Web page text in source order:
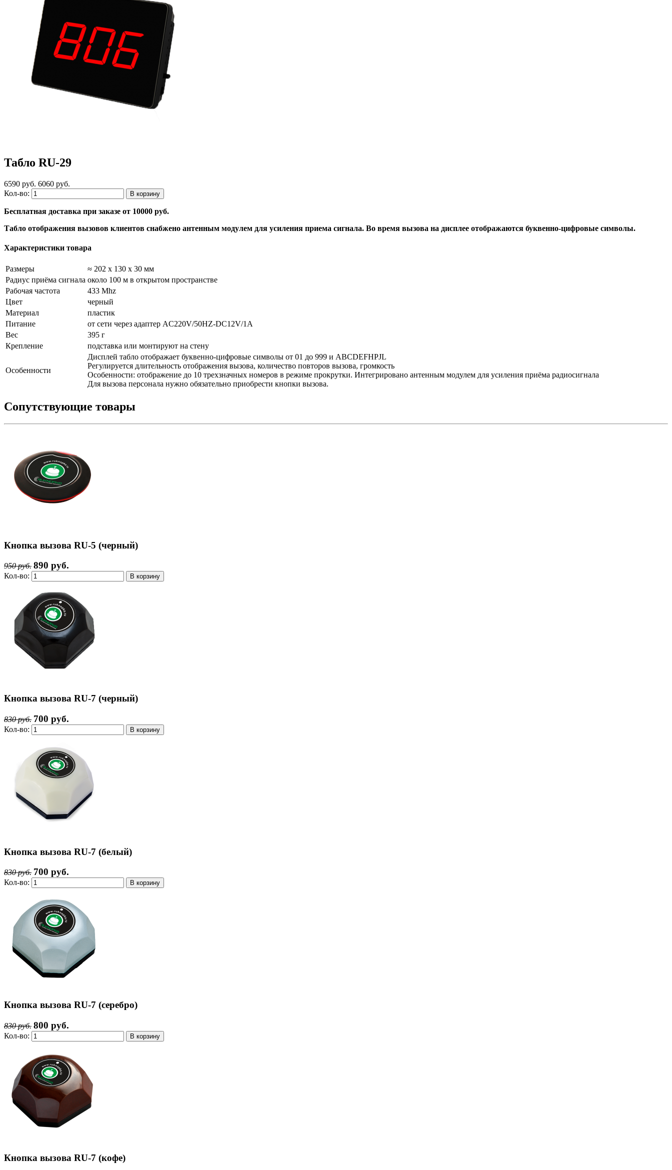
Табло RU-29
6590 руб. 6060 руб.
Кол-во:
Бесплатная доставка при заказе от 10000 руб.
Табло отображения вызовов клиентов снабжено антенным модулем для усиления приема сигнала. Во время вызова на дисплее отображаются буквенно-цифровые символы.
Характеристики товара
Размеры
≈ 202 x 130 x 30 мм
Радиус приёма сигнала около 100 м в открытом пространстве
Рабочая частота
433 Mhz
Цвет
черный
Материал
пластик
Питание
от сети через адаптер AC220V/50HZ-DC12V/1A
Вес
395 г
Крепление
подставка или мон­ти­ру­ют на сте­ну
Особенности
Дисплей табло отображает буквенно-цифровые символы от 01 до 999 и ABCDEFHPJL
Регулируется длительность отображения вызова, количество повторов вызова, громкость
Особенности: отображение до 10 трехзначных номеров в режиме прокрутки. Ин­тегри­рова­но ан­тенным мо­дулем для уси­ления при­ёма ра­ди­осиг­на­ла
Для вызова персонала нужно обязательно приобрести кнопки вызова.
Сопутствующие товары
Кнопка вызова RU-5 (черный)
950 руб. 890 руб.
Кол-во:
Кнопка вызова RU-7 (черный)
830 руб. 700 руб.
Кол-во:
Кнопка вызова RU-7 (белый)
830 руб. 700 руб.
Кол-во:
Кнопка вызова RU-7 (серебро)
830 руб. 800 руб.
Кол-во:
Кнопка вызова RU-7 (кофе)